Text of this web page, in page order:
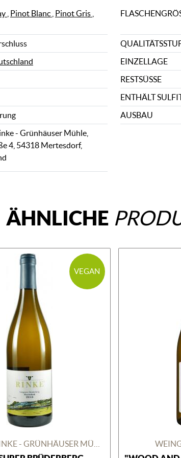
Pinot Blanc Pinot Gris
EINZELLAGE
RESTSÜSSE
ENTHÄLT
AUSBAU
- Grünhäuser Mühle,
4, 54318 Mertesdorf,
ÄHNLICHE
VEGAN